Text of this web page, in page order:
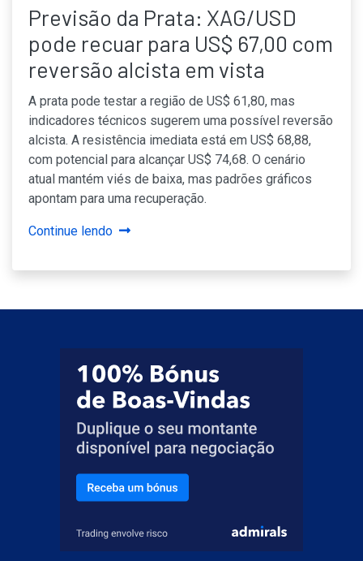
Previsão da Prata: XAG/USD
pode recuar para US$ 67,00 com
reversão alcista em vista
A prata pode testar a região de US$ 61,80, mas
indicadores técnicos sugerem uma possível reversão
alcista. A resistência imediata está em US$ 68,88,
com potencial para alcançar US$ 74,68. O cenário
atual mantém viés de baixa, mas padrões gráficos
apontam para uma recuperação.
Continue lendo